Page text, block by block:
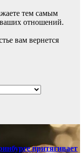
тем самым
ваших отношений.
вам вернется
притягивает